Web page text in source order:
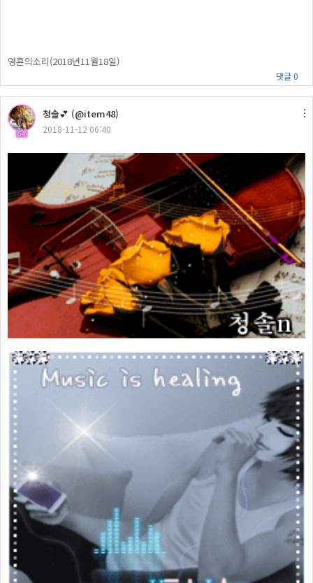
영혼의소리(2018년11월18일)
댓글 0
54
청솔💕 (@item48)
2018-11-12 06:40